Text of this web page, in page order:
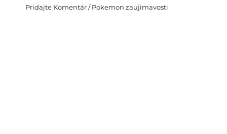
Pridajte Komentár / Pokemon zaujimavosti